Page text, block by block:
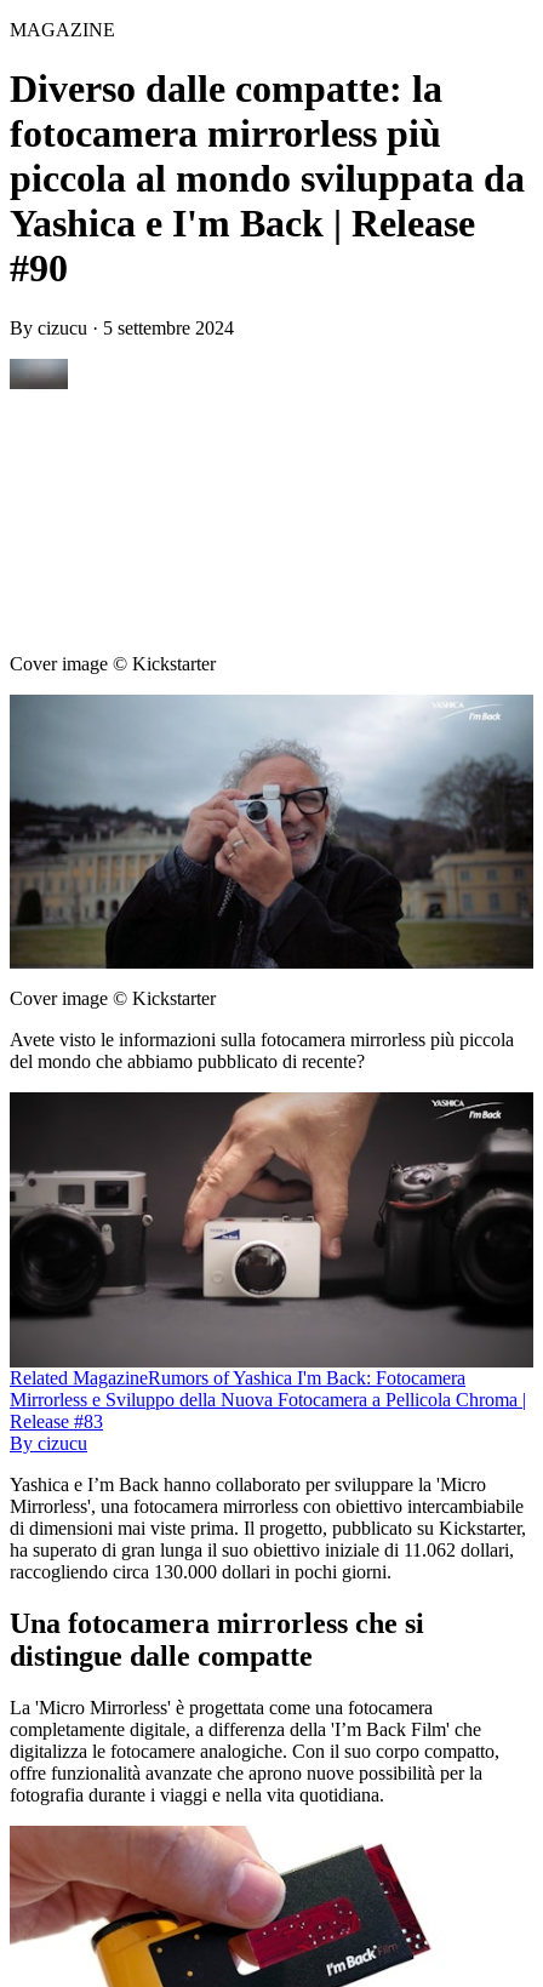
MAGAZINE
Diverso dalle compatte: la
fotocamera mirrorless più
piccola al mondo sviluppata da
Yashica e I'm Back | Release
#90
By cizucu · 5 settembre 2024
Cover image © Kickstarter
Cover image © Kickstarter
Avete visto le informazioni sulla fotocamera mirrorless più piccola
del mondo che abbiamo pubblicato di recente?
Related MagazineRumors of Yashica I'm Back: Fotocamera
Mirrorless e Sviluppo della Nuova Fotocamera a Pellicola Chroma |
Release #83
By cizucu
Yashica e I’m Back hanno collaborato per sviluppare la 'Micro
Mirrorless', una fotocamera mirrorless con obiettivo intercambiabile
di dimensioni mai viste prima. Il progetto, pubblicato su Kickstarter,
ha superato di gran lunga il suo obiettivo iniziale di 11.062 dollari,
raccogliendo circa 130.000 dollari in pochi giorni.
Una fotocamera mirrorless che si
distingue dalle compatte
La 'Micro Mirrorless' è progettata come una fotocamera
completamente digitale, a differenza della 'I’m Back Film' che
digitalizza le fotocamere analogiche. Con il suo corpo compatto,
offre funzionalità avanzate che aprono nuove possibilità per la
fotografia durante i viaggi e nella vita quotidiana.